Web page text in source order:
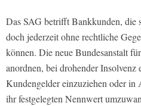
Das SAG betrifft Bankkunden, die
doch jederzeit ohne rechtliche
können. Die neue Bundesanstalt
anordnen, bei drohender Insolvenz
Kundengelder einzuziehen oder
ihr festgelegten Nennwert